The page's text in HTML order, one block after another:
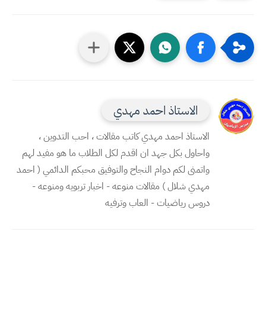
الاستاذ احمد مهدي
الاستاذ احمد مهدي كاتب مقالات ، احب التدوين ،
واحاول بكل جهد ان اقدم لكل الطلاب ما هو مفيد لهم
واتمنى لكم دوام النجاح والتوفيق محبكم الدائمي ( احمد
مهدي شلال ) مقالات منوعه - اخبار تربويه ومنوعه -
دروس رياضيات - العاب وترفيه